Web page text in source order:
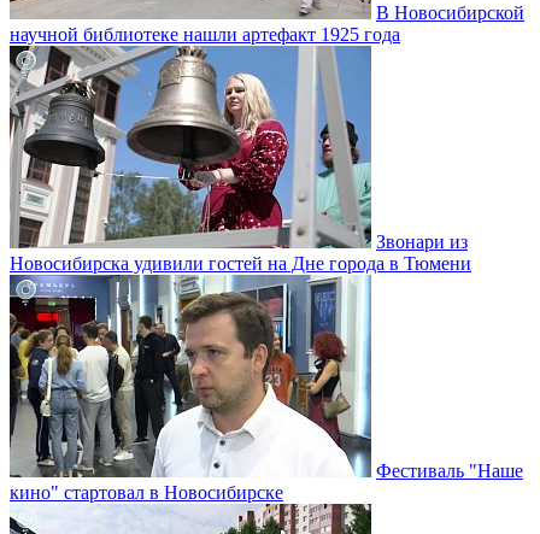
В Новосибирской
научной библиотеке нашли артефакт 1925 года
Звонари из
Новосибирска удивили гостей на Дне города в Тюмени
Фестиваль "Наше
кино" стартовал в Новосибирске